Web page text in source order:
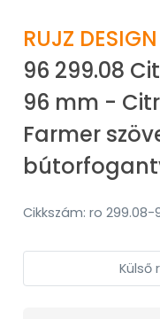
RUJZ DESIGN
96 299.08
96 mm -
Farmer
Cikkszám: ro 299.08-
Külső